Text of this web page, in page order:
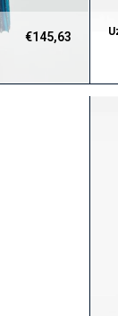
€145,63